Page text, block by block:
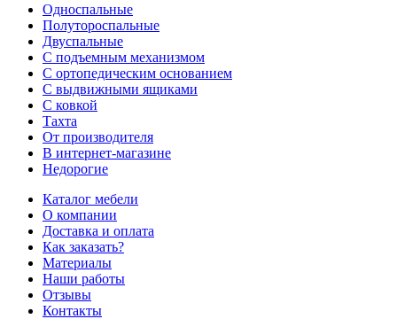
Односпальные
Полутороспальные
Двуспальные
С подъемным механизмом
С ортопедическим основанием
С выдвижными ящиками
С ковкой
Тахта
От производителя
В интернет-магазине
Недорогие
Каталог мебели
О компании
Доставка и оплата
Как заказать?
Материалы
Наши работы
Отзывы
Контакты